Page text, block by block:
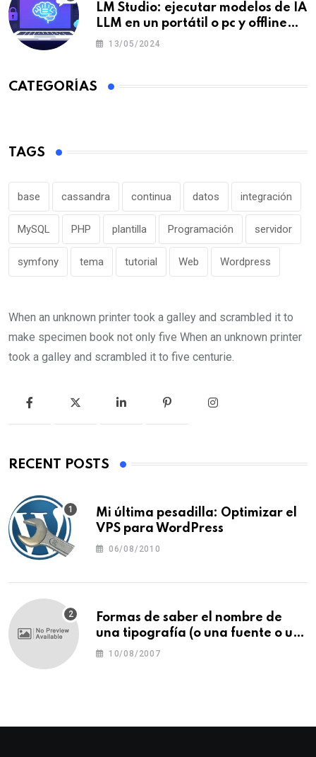
LM Studio: ejecutar modelos de IA
LLM en un portátil o pc y offline
para crear tu chatbot local
13/05/2024
CATEGORÍAS
TAGS
base cassandra continua datos integración
MySQL PHP plantilla Programación servidor
symfony tema tutorial Web Wordpress
When an unknown printer took a galley and scrambled it to
make specimen book not only five When an unknown printer
took a galley and scrambled it to five centurie.
RECENT POSTS
Mi última pesadilla: Optimizar el
VPS para WordPress
06/08/2010
Formas de saber el nombre de
una tipografía (o una fuente o un
tipo de letra)
10/08/2007